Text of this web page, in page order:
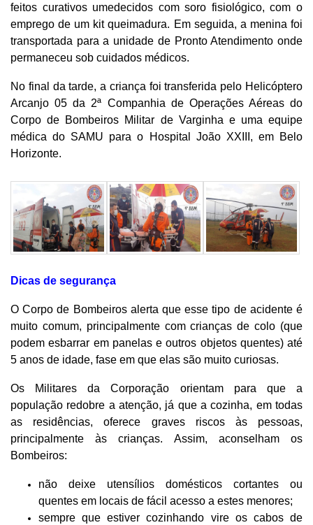
feitos curativos umedecidos com soro fisiológico, com o
emprego de um kit queimadura. Em seguida, a menina foi
transportada para a unidade de Pronto Atendimento onde
permaneceu sob cuidados médicos.
No final da tarde, a criança foi transferida pelo Helicóptero
Arcanjo 05 da 2ª Companhia de Operações Aéreas do
Corpo de Bombeiros Militar de Varginha e uma equipe
médica do SAMU para o Hospital João XXIII, em Belo
Horizonte.
Dicas de segurança
O Corpo de Bombeiros alerta que esse tipo de acidente é
muito comum, principalmente com crianças de colo (que
podem esbarrar em panelas e outros objetos quentes) até
5 anos de idade, fase em que elas são muito curiosas.
Os Militares da Corporação orientam para que a
população redobre a atenção, já que a cozinha, em todas
as residências, oferece graves riscos às pessoas,
principalmente às crianças. Assim, aconselham os
Bombeiros:
não deixe utensílios domésticos cortantes ou
quentes em locais de fácil acesso a estes menores;
sempre que estiver cozinhando vire os cabos de